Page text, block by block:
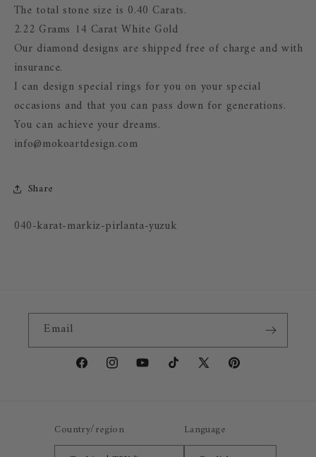
The total stone size is 0.40 Carats.
2.22 Grams 14 Carat White Gold
Our diamond designs are shipped free of charge and with
insurance.
I can design special rings for you on your special
occasions and that you can pass down for generations.
You can achieve your dreams.
info@mokoartdesign.com
Share
SKU:
040-karat-markiz-pirlanta-yuzuk
Email
FacebookInstagramYouTubeTikTokX
Pinterest
Country/region
Language